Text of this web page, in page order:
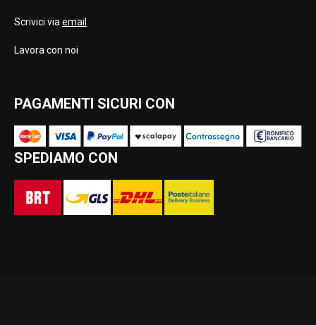
Scrivici via email
Lavora con noi
PAGAMENTI SICURI CON
SPEDIAMO CON